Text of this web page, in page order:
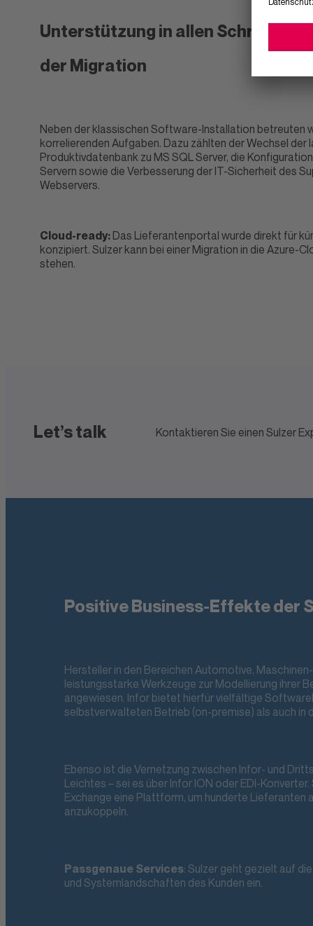
Unterstützung in allen Schritten
der Migration
Neben der klassischen Software-Installation betreuten
korrelierenden Aufgaben. Dazu zählten der Wechsel der
Produktivdatenbank zu MS SQL Server, die
Servern sowie die Verbesserung der IT-Sicherheit des
Webservers.
Cloud-ready: Das Lieferantenportal wurde direkt für
konzipiert. Sulzer kann bei einer Migration in die Azure-
stehen.
Let’s talk Kontaktieren Sie einen Sulzer
Positive Business-Effekte der
Hersteller in den Bereichen Automotive,
leistungsstarke Werkzeuge zur Modellierung ihrer
angewiesen. Infor bietet hierfür vielfältige
selbstverwalteten Betrieb (on-premise) als auch in
Ebenso ist die Vernetzung zwischen Infor- und
Leichtes – sei es über Infor ION oder EDI-
Exchange eine Plattform, um hunderte Lieferanten
anzukoppeln.
Passgenaue Services: Sulzer geht gezielt auf
und Systemlandschaften des Kunden ein.